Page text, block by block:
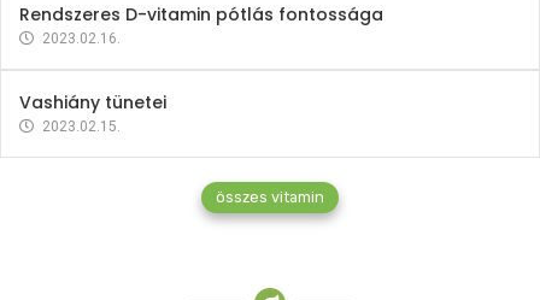
Rendszeres D-vitamin pótlás fontossága
2023.02.16.
Vashiány tünetei
2023.02.15.
összes vitamin